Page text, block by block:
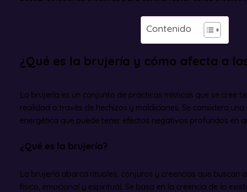
Contenido
¿Qué es la brujería y cómo afecta a
La brujería es un conjunto de prácticas místicas que se cree
realidad a través de hechizos y maldiciones. Se considera
energética que puede tener efectos negativos profundos en
¿Qué es la brujería?
La brujería abarca rituales, conjuros y creencias que buscan
físico, emocional y espiritual. Se basa en la creencia de la